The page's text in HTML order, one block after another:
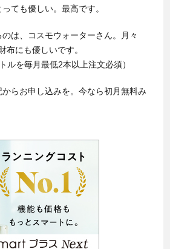
ても優しい。最高です。
は、コスモウォーターさん。月々
布にも優しいです。
ルを毎月最低2本以上注文必須）
らお申し込みを。今なら初月無料み